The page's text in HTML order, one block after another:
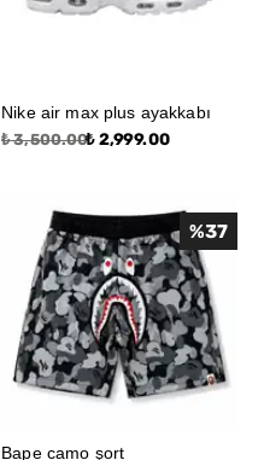
Nike air max plus ayakkabı
₺ 3,500.00₺ 2,999.00
Bape camo şort
%37